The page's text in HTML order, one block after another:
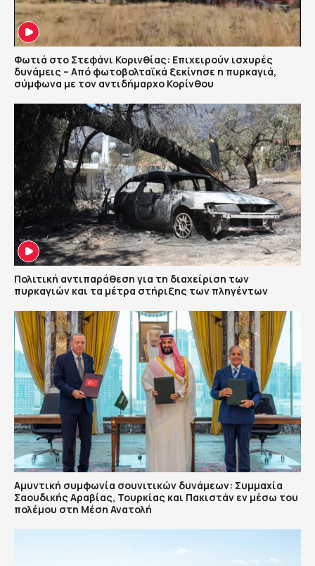
Φωτιά στο Στεφάνι Κορινθίας: Επιχειρούν ισχυρές
δυνάμεις – Από φωτοβολταϊκά ξεκίνησε η πυρκαγιά,
σύμφωνα με τον αντιδήμαρχο Κορίνθου
Πολιτική αντιπαράθεση για τη διαχείριση των
πυρκαγιών και τα μέτρα στήριξης των πληγέντων
Αμυντική συμφωνία σουνιτικών δυνάμεων: Συμμαχία
Σαουδικής Αραβίας, Τουρκίας και Πακιστάν εν μέσω του
πολέμου στη Μέση Ανατολή